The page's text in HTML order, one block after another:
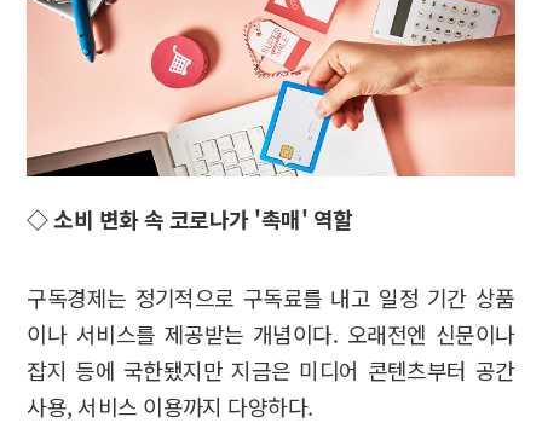
◇ 소비 변화 속 코로나가 '촉매' 역할
구독경제는 정기적으로 구독료를 내고 일정 기간 상품
이나 서비스를 제공받는 개념이다. 오래전엔 신문이나
잡지 등에 국한됐지만 지금은 미디어 콘텐츠부터 공간
사용, 서비스 이용까지 다양하다.